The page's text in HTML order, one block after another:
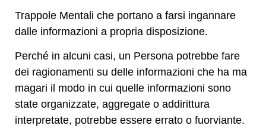
Trappole Mentali che portano a farsi ingannare
dalle informazioni a propria disposizione.
Perché in alcuni casi, un Persona potrebbe fare
dei ragionamenti su delle informazioni che ha ma
magari il modo in cui quelle informazioni sono
state organizzate, aggregate o addirittura
interpretate, potrebbe essere errato o fuorviante.